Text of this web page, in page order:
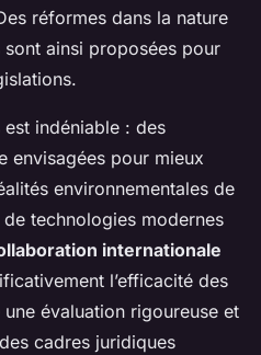
réformes dans la nature
ainsi proposées pour
indéniable : des
envisagées pour mieux
environnementales de
technologies modernes
internationale
l’efficacité des
évaluation rigoureuse et
cadres juridiques